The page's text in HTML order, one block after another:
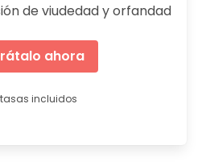
de viudedad y orfandad
ahora
tasas incluidos